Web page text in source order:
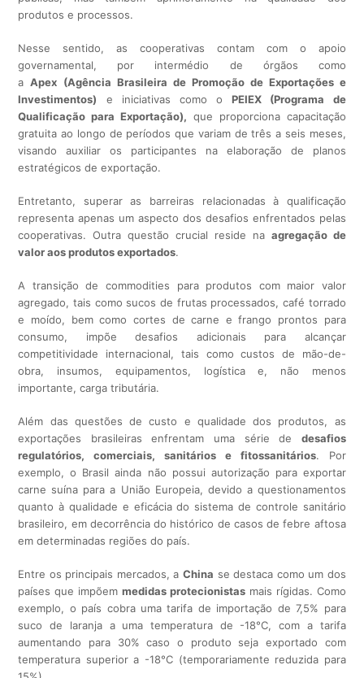
produtos e processos.
Nesse sentido, as cooperativas contam com o apoio
governamental, por intermédio de órgãos como
aApex (Agência Brasileira de Promoção de Exportações e
Investimentos) e iniciativas como oPEIEX (Programa de
Qualificação para Exportação), que proporciona capacitação
gratuita ao longo de períodos que variam de três a seis meses,
visando auxiliar os participantes na elaboração de planos
estratégicos de exportação.
Entretanto, superar as barreiras relacionadas à qualificação
representa apenas um aspecto dos desafios enfrentados pelas
cooperativas. Outra questão crucial reside na agregação de
valor aos produtos exportados.
A transição de commodities para produtos com maior valor
agregado, tais como sucos de frutas processados, café torrado
e moído, bem como cortes de carne e frango prontos para
consumo, impõe desafios adicionais para alcançar
competitividade internacional, tais como custos de mão-de-
obra, insumos, equipamentos, logística e, não menos
importante, carga tributária.
Além das questões de custo e qualidade dos produtos, as
exportações brasileiras enfrentam uma série de desafios
regulatórios, comerciais, sanitários e fitossanitários. Por
exemplo, o Brasil ainda não possui autorização para exportar
carne suína para a União Europeia, devido a questionamentos
quanto à qualidade e eficácia do sistema de controle sanitário
brasileiro, em decorrência do histórico de casos de febre aftosa
em determinadas regiões do país.
Entre os principais mercados, a China se destaca como um dos
países que impõemmedidas protecionistasmais rígidas. Como
exemplo, o país cobra uma tarifa de importação de 7,5% para
suco de laranja a uma temperatura de -18°C, com a tarifa
aumentando para 30% caso o produto seja exportado com
temperatura superior a -18°C (temporariamente reduzida para